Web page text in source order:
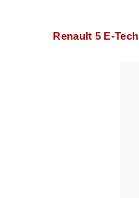
Renault 5 E-